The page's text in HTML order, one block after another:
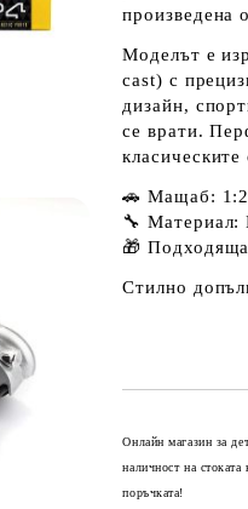
произведена
Моделът е
cast) с
дизайн,
се врати.
🚗 Мащаб:
🔧 Материал:
🎁 Подходяща
Стилно
Онлайн магазин за
наличност на
поръчката!